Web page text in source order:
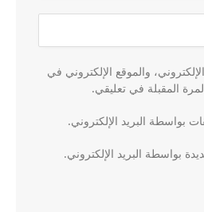
والموقع الإلكتروني في
المقبلة في تعليقي.
بواسطة البريد الإلكتروني.
بواسطة البريد الإلكتروني.